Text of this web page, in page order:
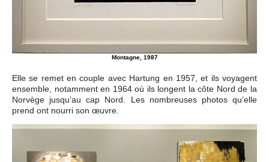
Montagne, 1987
Elle se remet en couple avec Hartung en 1957, et ils voyagent
ensemble, notamment en 1964 où ils longent la côte Nord de la
Norvège jusqu’au cap Nord. Les nombreuses photos qu’elle
prend ont nourri son œuvre.